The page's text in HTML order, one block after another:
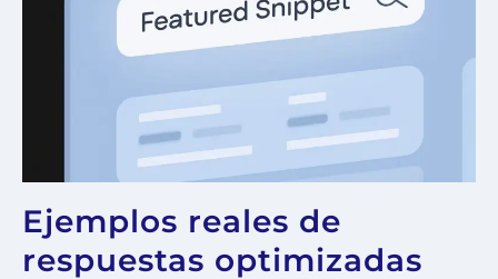
Ejemplos reales de
respuestas optimizadas